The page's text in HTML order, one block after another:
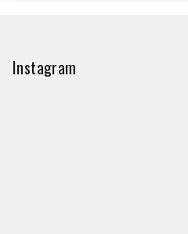
Instagram